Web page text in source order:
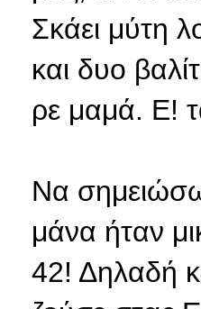
Σκάει μύτη
και δυο
ρε μαμά. Ε!
Να
μάνα ήταν
42! Δηλαδή